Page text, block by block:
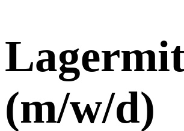
(m/w/d)